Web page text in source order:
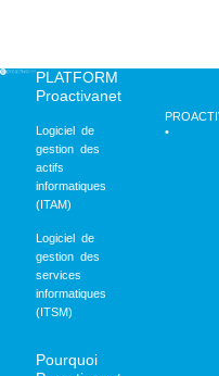
PLATFORM
Proactivanet
Logiciel de
gestion des
actifs
informatiques
(ITAM)
Logiciel de
gestion des
services
informatiques
(ITSM)
Pourquoi
•